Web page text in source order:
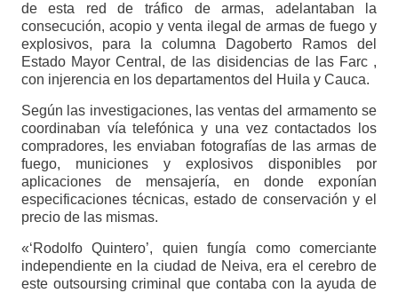
de esta red de tráfico de armas, adelantaban la
consecución, acopio y venta ilegal de armas de fuego y
explosivos, para la columna Dagoberto Ramos del
Estado Mayor Central, de las disidencias de las Farc ,
con injerencia en los departamentos del Huila y Cauca.
Según las investigaciones, las ventas del armamento se
coordinaban vía telefónica y una vez contactados los
compradores, les enviaban fotografías de las armas de
fuego, municiones y explosivos disponibles por
aplicaciones de mensajería, en donde exponían
especificaciones técnicas, estado de conservación y el
precio de las mismas.
«‘Rodolfo Quintero’, quien fungía como comerciante
independiente en la ciudad de Neiva, era el cerebro de
este outsoursing criminal que contaba con la ayuda de